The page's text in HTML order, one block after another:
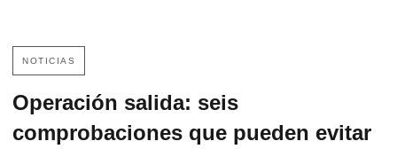
NOTICIAS
Operación salida: seis
comprobaciones que pueden evitar